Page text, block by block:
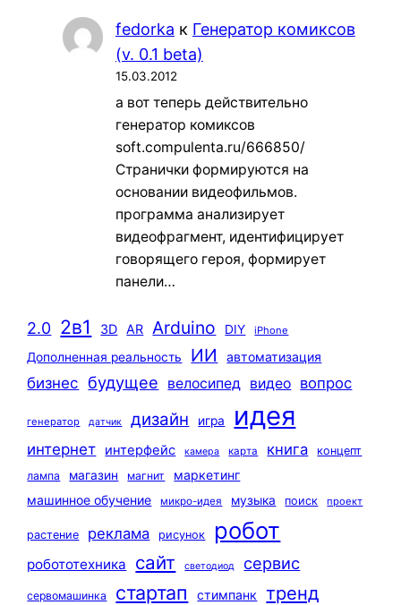
fedorka к Генератор комиксов
(v. 0.1 beta)
15.03.2012
а вот теперь действительно
генератор комиксов
soft.compulenta.ru/666850/
Странички формируются на
основании видеофильмов.
программа анализирует
видеофрагмент, идентифицирует
говорящего героя, формирует
панели…
2.0 2в1 3D AR Arduino DIY iPhone
Дополненная реальность ИИ автоматизация
бизнес будущее велосипед видео вопрос
генератор датчик дизайн игра идея
интернет интерфейс камера карта книга
концепт
лампа
магазин магнит
маркетинг
машинное обучение
микро-идея музыка поиск проект
растение реклама рисунок робот
робототехника сайт светодиод сервис
сервомашинка стартап стимпанк тренд